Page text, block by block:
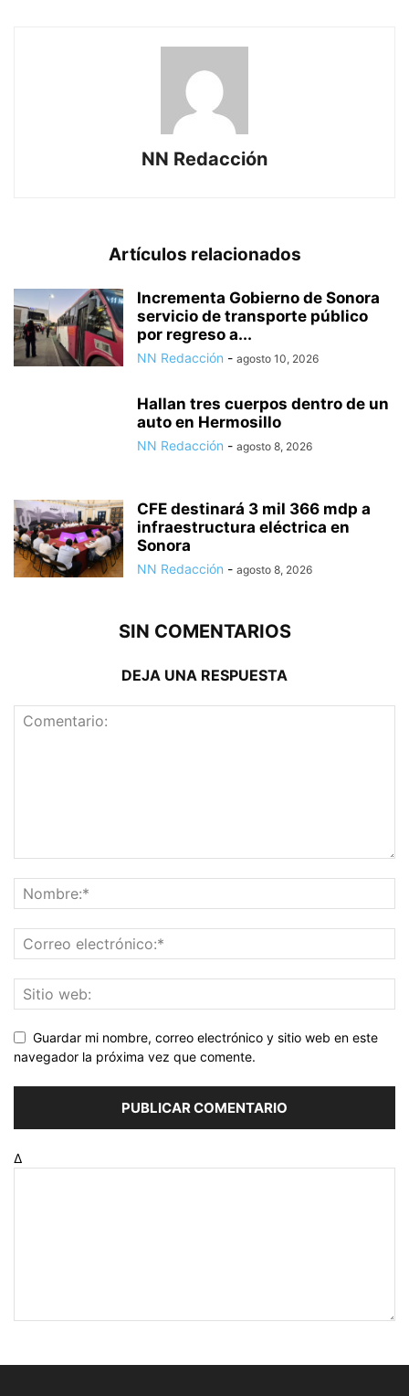
NN Redacción
Artículos relacionados
Incrementa Gobierno de Sonora
servicio de transporte público
por regreso a...
NN Redacción - agosto 10, 2026
Hallan tres cuerpos dentro de un
auto en Hermosillo
NN Redacción - agosto 8, 2026
CFE destinará 3 mil 366 mdp a
infraestructura eléctrica en
Sonora
NN Redacción - agosto 8, 2026
SIN COMENTARIOS
DEJA UNA RESPUESTA
Guardar mi nombre, correo electrónico y sitio web en este
navegador la próxima vez que comente.
Δ